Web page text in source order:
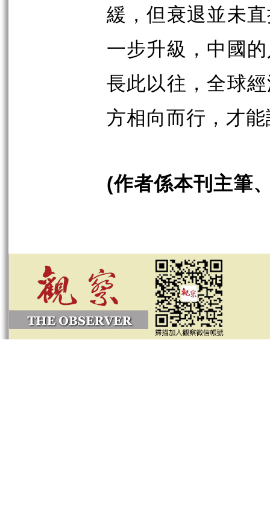
緩，但衰退並未
一步升級，中國
長此以往，全球
方相向而行，才
(作者係本刊主筆